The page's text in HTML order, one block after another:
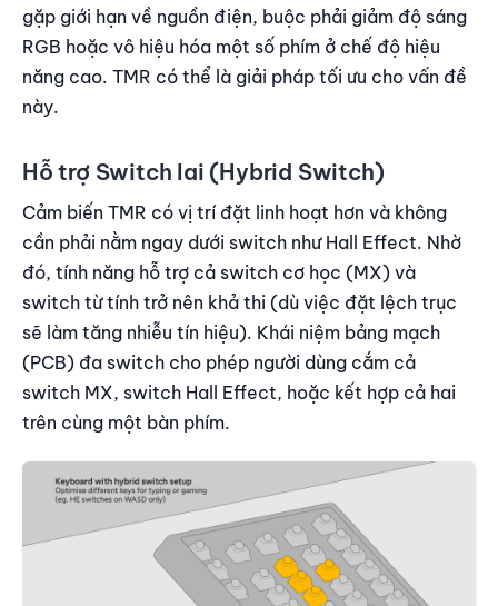
gặp giới hạn về nguồn điện, buộc phải giảm độ sáng
RGB hoặc vô hiệu hóa một số phím ở chế độ hiệu
năng cao. TMR có thể là giải pháp tối ưu cho vấn đề
này.
Hỗ trợ Switch lai (Hybrid Switch)
Cảm biến TMR có vị trí đặt linh hoạt hơn và không
cần phải nằm ngay dưới switch như Hall Effect. Nhờ
đó, tính năng hỗ trợ cả switch cơ học (MX) và
switch từ tính trở nên khả thi (dù việc đặt lệch trục
sẽ làm tăng nhiễu tín hiệu). Khái niệm bảng mạch
(PCB) đa switch cho phép người dùng cắm cả
switch MX, switch Hall Effect, hoặc kết hợp cả hai
trên cùng một bàn phím.